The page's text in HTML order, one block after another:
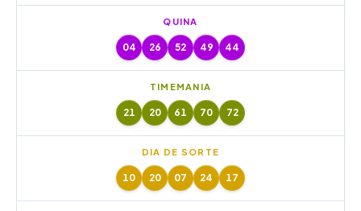
QUINA
04 26 52 49 44
TIMEMANIA
21 20 61 70 72
DIA DE SORTE
10 20 07 24 17